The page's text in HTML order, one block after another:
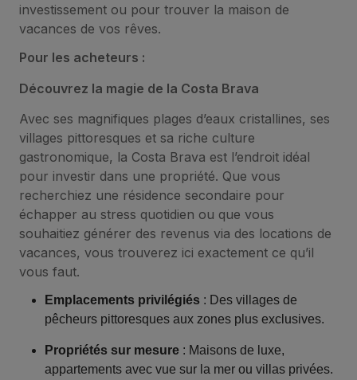
investissement ou pour trouver la maison de
vacances de vos rêves.
Pour les acheteurs :
Découvrez la magie de la Costa Brava
Avec ses magnifiques plages d’eaux cristallines, ses
villages pittoresques et sa riche culture
gastronomique, la Costa Brava est l’endroit idéal
pour investir dans une propriété. Que vous
recherchiez une résidence secondaire pour
échapper au stress quotidien ou que vous
souhaitiez générer des revenus via des locations de
vacances, vous trouverez ici exactement ce qu’il
vous faut.
Emplacements privilégiés : Des villages de
pêcheurs pittoresques aux zones plus exclusives.
Propriétés sur mesure : Maisons de luxe,
appartements avec vue sur la mer ou villas privées.